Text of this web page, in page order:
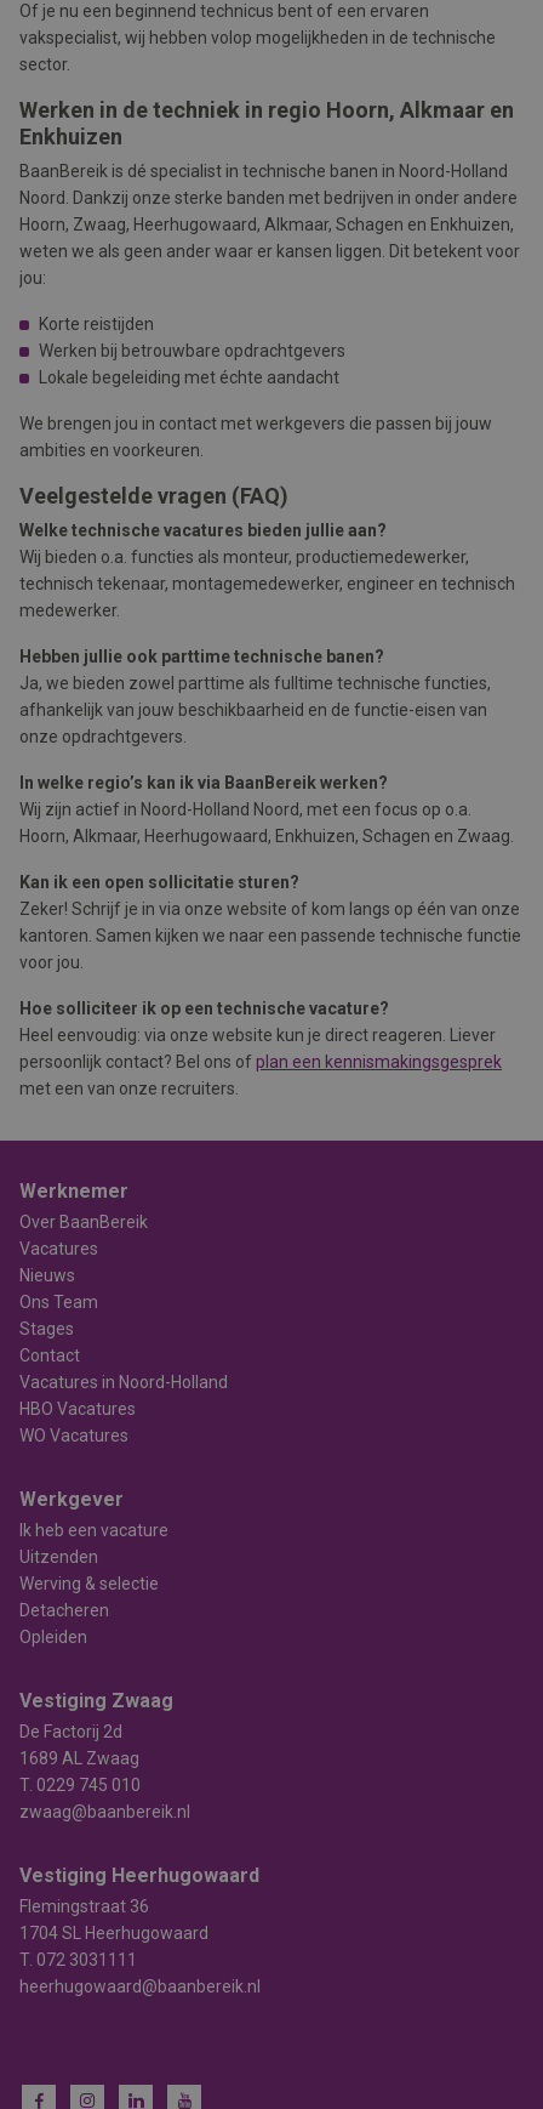
Of je nu een beginnend technicus bent of een ervaren
vakspecialist, wij hebben volop mogelijkheden in de technische
sector.
Werken in de techniek in regio Hoorn, Alkmaar en
Enkhuizen
BaanBereik is dé specialist in technische banen in Noord-Holland
Noord. Dankzij onze sterke banden met bedrijven in onder andere
Hoorn, Zwaag, Heerhugowaard, Alkmaar, Schagen en Enkhuizen,
weten we als geen ander waar er kansen liggen. Dit betekent voor
jou:
Korte reistijden
Werken bij betrouwbare opdrachtgevers
Lokale begeleiding met échte aandacht
We brengen jou in contact met werkgevers die passen bij jouw
ambities en voorkeuren.
Veelgestelde vragen (FAQ)
Welke technische vacatures bieden jullie aan?
Wij bieden o.a. functies als monteur, productiemedewerker,
technisch tekenaar, montagemedewerker, engineer en technisch
medewerker.
Hebben jullie ook parttime technische banen?
Ja, we bieden zowel parttime als fulltime technische functies,
afhankelijk van jouw beschikbaarheid en de functie-eisen van
onze opdrachtgevers.
In welke regio’s kan ik via BaanBereik werken?
Wij zijn actief in Noord-Holland Noord, met een focus op o.a.
Hoorn, Alkmaar, Heerhugowaard, Enkhuizen, Schagen en Zwaag.
Kan ik een open sollicitatie sturen?
Zeker! Schrijf je in via onze website of kom langs op één van onze
kantoren. Samen kijken we naar een passende technische functie
voor jou.
Hoe solliciteer ik op een technische vacature?
Heel eenvoudig: via onze website kun je direct reageren. Liever
persoonlijk contact? Bel ons of plan een kennismakingsgesprek
met een van onze recruiters.
Werknemer
Over BaanBereik
Vacatures
Nieuws
Ons Team
Stages
Contact
Vacatures in Noord-Holland
HBO Vacatures
WO Vacatures
Werkgever
Ik heb een vacature
Uitzenden
Werving & selectie
Detacheren
Opleiden
Vestiging Zwaag
De Factorij 2d
1689 AL Zwaag
T. 0229 745 010
zwaag@baanbereik.nl
Vestiging Heerhugowaard
Flemingstraat 36
1704 SL Heerhugowaard
T. 072 3031111
heerhugowaard@baanbereik.nl